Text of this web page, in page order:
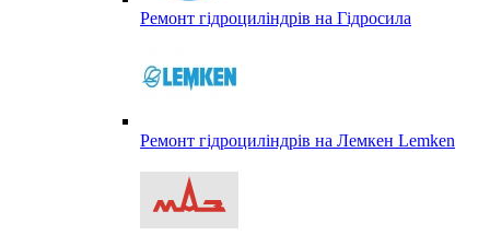
Ремонт гідроциліндрів на Гідросила
Ремонт гідроциліндрів на Лемкен Lemken